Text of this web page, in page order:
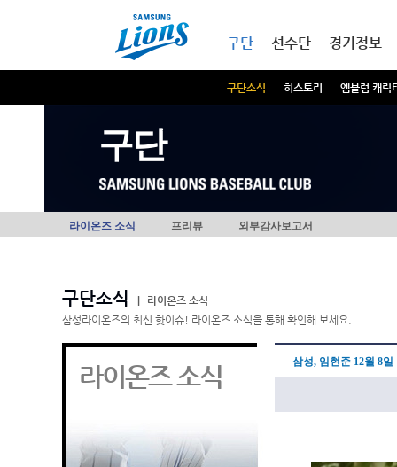
구단
구단소식 히스토리 엠블럼 캐릭
선수단 경기정보
구단
라이온즈 소식 프리뷰 외부감사보고서
구단소식
라이온즈 소식
삼성라이온즈의 최신 핫이슈! 라이온즈 소식을 통해 확인해 보세요.
라이온즈 소식 삼성, 임현준 12월 8일